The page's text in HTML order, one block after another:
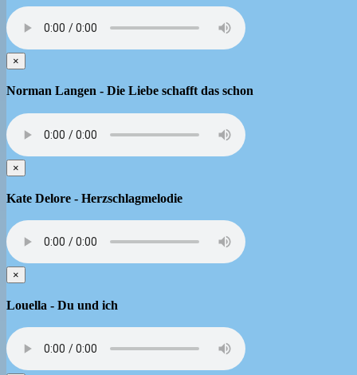
×
Norman Langen - Die Liebe schafft das schon
×
Kate Delore - Herzschlagmelodie
×
Louella - Du und ich